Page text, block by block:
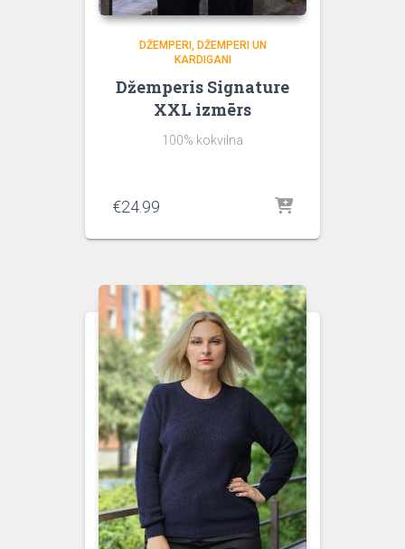
DŽEMPERI
DŽEMPERI UN
KARDIGANI
Džemperis Signature
XXL izmērs
100% kokvilna
€24.99